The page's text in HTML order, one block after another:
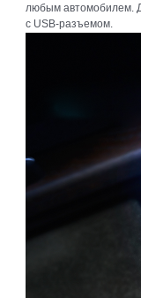
любым автомобилем.
c USB-разъемом.